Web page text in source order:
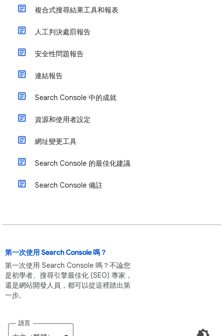
複合式搜尋結果工具和報表
人工判決處罰報告
安全性問題報告
連結報告
Search Console 中的成就
資源和使用者設定
網址變更工具
Search Console 的最佳化建議
Search Console 備註
第一次使用 Search Console 嗎？
第一次使用 Search Console 嗎？不論您
是初學者、搜尋引擎最佳化 (SEO) 專家，
還是網站開發人員，都可以從這裡踏出第
一步。
語言